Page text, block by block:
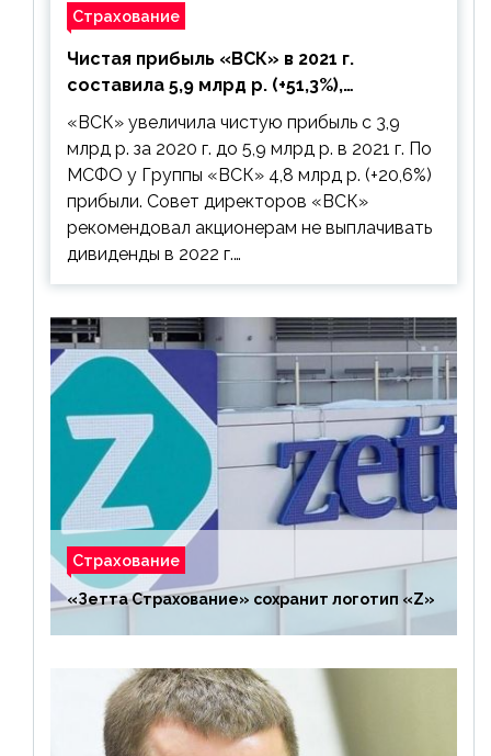
Страхование
Чистая прибыль «ВСК» в 2021 г.
составила 5,9 млрд р. (+51,3%),
дивиденды рекомендовано не
выплачивать
«ВСК» увеличила чистую прибыль с 3,9
млрд р. за 2020 г. до 5,9 млрд р. в 2021 г. По
МСФО у Группы «ВСК» 4,8 млрд р. (+20,6%)
прибыли. Совет директоров «ВСК»
рекомендовал акционерам не выплачивать
дивиденды в 2022 г.…
Страхование
«Зетта Страхование» сохранит логотип «Z»